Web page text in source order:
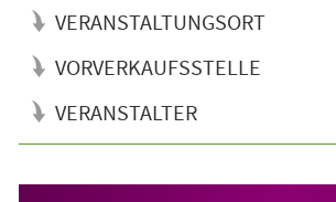
VERANSTALTUNGSORT
VORVERKAUFSSTELLE
VERANSTALTER